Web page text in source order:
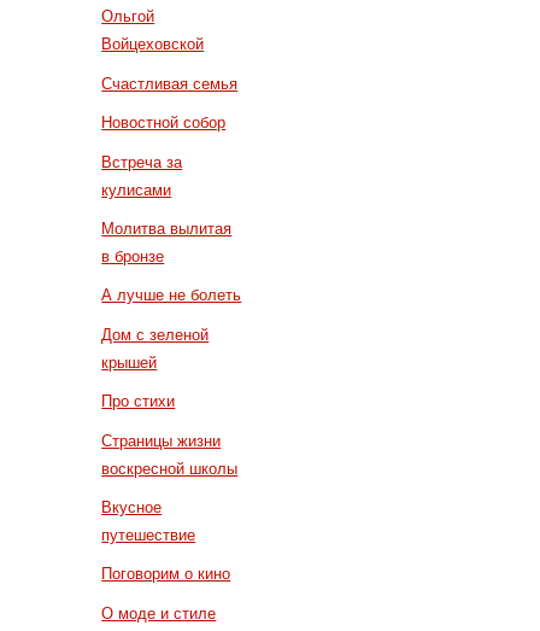
Ольгой
Войцеховской
Счастливая семья
Новостной собор
Встреча за
кулисами
Молитва вылитая
в бронзе
А лучше не болеть
Дом с зеленой
крышей
Про стихи
Страницы жизни
воскресной школы
Вкусное
путешествие
Поговорим о кино
О моде и стиле